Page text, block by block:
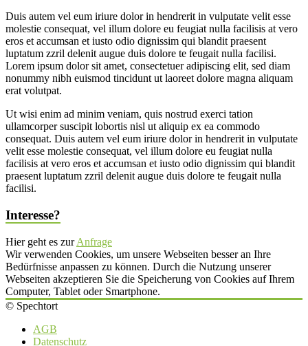
Duis autem vel eum iriure dolor in hendrerit in vulputate velit esse
molestie consequat, vel illum dolore eu feugiat nulla facilisis at vero
eros et accumsan et iusto odio dignissim qui blandit praesent
luptatum zzril delenit augue duis dolore te feugait nulla facilisi.
Lorem ipsum dolor sit amet, consectetuer adipiscing elit, sed diam
nonummy nibh euismod tincidunt ut laoreet dolore magna aliquam
erat volutpat.
Ut wisi enim ad minim veniam, quis nostrud exerci tation
ullamcorper suscipit lobortis nisl ut aliquip ex ea commodo
consequat. Duis autem vel eum iriure dolor in hendrerit in vulputate
velit esse molestie consequat, vel illum dolore eu feugiat nulla
facilisis at vero eros et accumsan et iusto odio dignissim qui blandit
praesent luptatum zzril delenit augue duis dolore te feugait nulla
facilisi.
Interesse?
Hier geht es zurAnfrage
Wir verwenden Cookies, um unsere Webseiten besser an Ihre
Bedürfnisse anpassen zu können. Durch die Nutzung unserer
Webseiten akzeptieren Sie die Speicherung von Cookies auf Ihrem
Computer, Tablet oder Smartphone.
© Spechtort
AGB
Datenschutz